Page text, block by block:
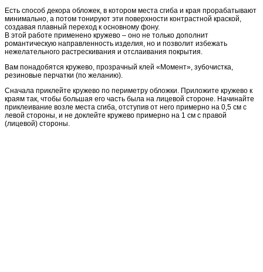
Есть способ декора обложек, в котором места сгиба и края прорабатывают
минимально, а потом тонируют эти поверхности контрастной краской,
создавая плавный переход к основному фону.
В этой работе применено кружево – оно не только дополнит
романтическую направленность изделия, но и позволит избежать
нежелательного растрескивания и отслаивания покрытия.
Вам понадобятся кружево, прозрачный клей «Момент», зубочистка,
резиновые перчатки (по желанию).
Сначала приклейте кружево по периметру обложки. Приложите кружево к
краям так, чтобы большая его часть была на лицевой стороне. Начинайте
приклеивание возле места сгиба, отступив от него примерно на 0,5 см с
левой стороны, и не доклейте кружево примерно на 1 см с правой
(лицевой) стороны.